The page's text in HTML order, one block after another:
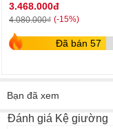
3.468.000đ
4.080.000₫ (-15%)
Đã bán 57
Bạn đã xem
Đánh giá Kệ giường